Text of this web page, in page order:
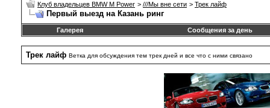
Клуб владельцев BMW M Power > ///Mы вне сети > Трек лайф
Первый выезд на Казань ринг
Галерея Сообщения за день
Трек лайф Ветка для обсуждения тем трек дней и все что с ними связано